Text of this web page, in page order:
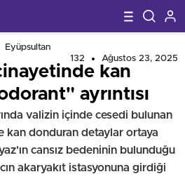
Eyüpsultan
132
Ağustos 23, 2025
kan
ayrıntısı
valizin içinde cesedi bulunan
kan donduran detaylar ortaya
cansız bedeninin bulunduğu
akaryakıt istasyonuna girdiği